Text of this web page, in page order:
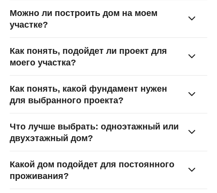
Можно ли построить дом на моем
участке?
Как понять, подойдет ли проект для
моего участка?
Как понять, какой фундамент нужен
для выбранного проекта?
Что лучше выбрать: одноэтажный или
двухэтажный дом?
Какой дом подойдет для постоянного
проживания?
на сайте информация носит исключительно
информационный характер и ни при каких условиях не
является публичной офертой, определяемой
К нашему сайту подключен сервис веб-аналитики Яндекс.
Метрика, использующий cookie. Оставаясь на сайте,
вПолитике обработки пользовательских данных
вПолитике в отношении обработки персональных данных.